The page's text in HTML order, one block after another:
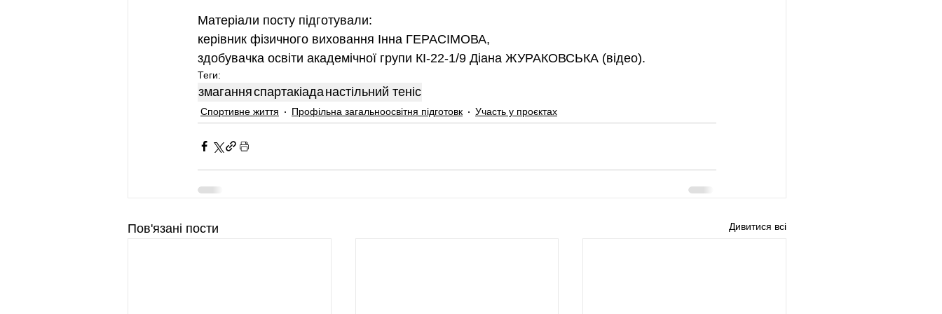
Матеріали посту підготували:
керівник фізичного виховання Інна ГЕРАСІМОВА,
здобувачка освіти академічної групи КІ-22-1/9 Діана ЖУРАКОВСЬКА (відео).
Теги:
змаганняспартакіаданастільний теніс
Спортивне життя Профільна загальноосвітня підготовк Участь у проєктах
Пов'язані пости Дивитися всі